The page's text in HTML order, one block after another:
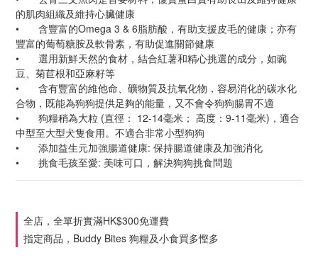
的肌肉組織及維持心臟健康
•	含豐富的Omega 3 & 6脂肪酸，有助支援皮毛的健康；亦有
豐富的葡萄糖胺及軟骨素，有助促進關節健康
•	選用新鮮天然的食材，結合紅薯和精心挑選的成分，如豌
豆、菊苣根和亞麻籽等
•	含有豐富的維他命、礦物質及抗氧化物，容易消化的碳水化
合物，既能為狗狗提供足夠的能量，又不會令狗狗腸胃不適
•	狗糧稍為大粒 (直徑： 12-14毫米； 高度：9-11毫米)，適合
中型至大型犬隻食用。不適合非常小型狗狗
•	添加益生元加強腸道健康: 保持腸道健康及加強消化
•	挑食毛孩至愛: 美味可口，解決狗狗挑食問題
全店，全單折實滿HK$300免運費
指定商品，Buddy Bites 狗糧及小食買多慳多